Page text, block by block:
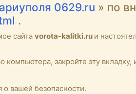
0629.ru » по
.
сайта vorota-kalitki.ru и
компьютера, закройте эту
о вашей безопасности.